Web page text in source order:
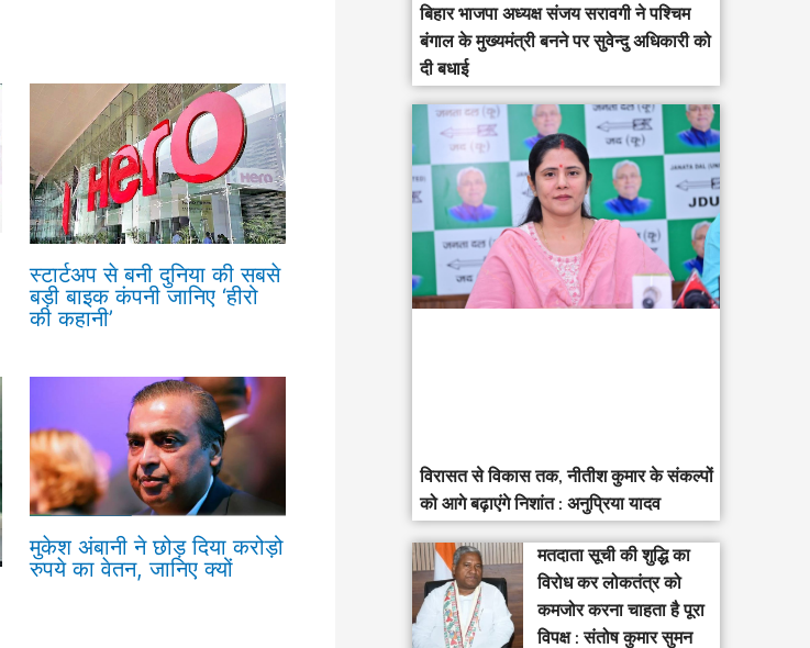
स्टार्टअप से बनी दुनिया की सबसे
बड़ी बाइक कंपनी जानिए ‘हीरो
की कहानी’
मुकेश अंबानी ने छोड़ दिया करोड़ो
रुपये का वेतन, जानिए क्यों
‎बिहार भाजपा अध्यक्ष संजय सरावगी ने पश्चिम
बंगाल के मुख्यमंत्री बनने पर सुवेन्दु अधिकारी को
दी बधाई
विरासत से विकास तक, नीतीश कुमार के संकल्पों
को आगे बढ़ाएंगे निशांत : अनुप्रिया यादव
मतदाता सूची की शुद्धि का
विरोध कर लोकतंत्र को
कमजोर करना चाहता है पूरा
विपक्ष : संतोष कुमार सुमन